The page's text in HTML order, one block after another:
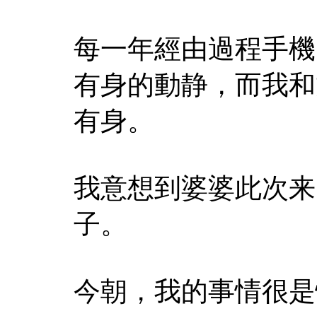
每一年經由過程手
有身的動静，而我
有身。
我意想到婆婆此次
子。
今朝，我的事情很